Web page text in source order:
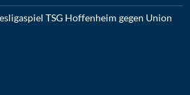
TSG Hoffenheim gegen Union